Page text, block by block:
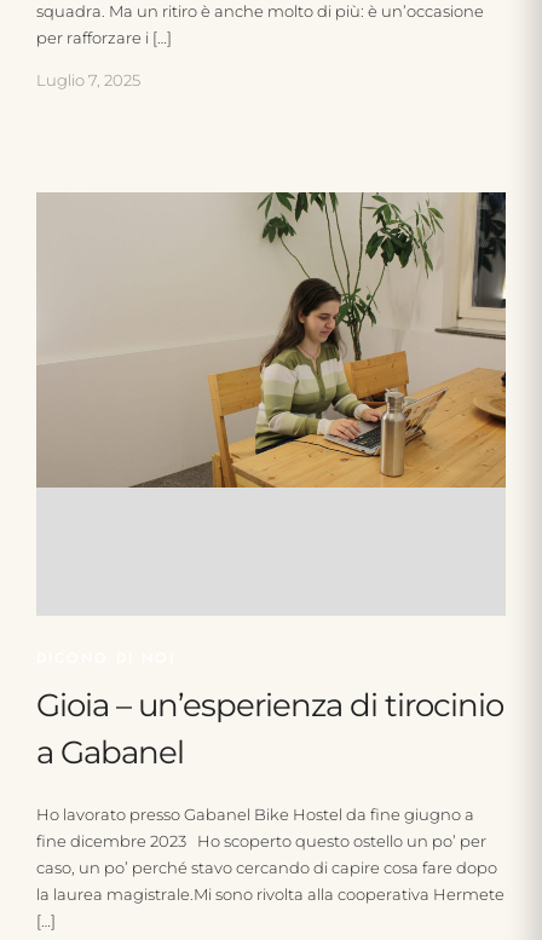
squadra. Ma un ritiro è anche molto di più: è un’occasione
per rafforzare i […]
Luglio 7, 2025
Gioia – un’esperienza di tirocinio
a Gabanel
Ho lavorato presso Gabanel Bike Hostel da fine giugno a
fine dicembre 2023 Ho scoperto questo ostello un po’ per
caso, un po’ perché stavo cercando di capire cosa fare dopo
la laurea magistrale.Mi sono rivolta alla cooperativa Hermete
[…]